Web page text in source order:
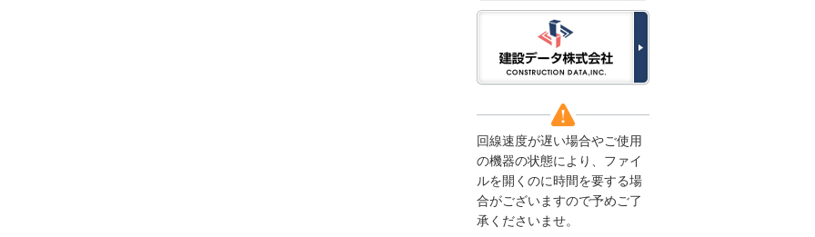
【期間】１２月２７日
(土)～１月４日(日)
上記の期間、情報の更新
がされませんので、ご了
承のほど、よろしくお願
なお、情報は１月５日
(月)より登録されます。
2025/08/04
●夏季休業に伴う情報更
新停止のお知らせ●
建設資料館をご利用いた
だき、誠に有難うござい
回線速度が遅い場合やご使用
の機器の状態により、ファイ
ルを開くのに時間を要する場
合がございますので予めご了
承くださいませ。